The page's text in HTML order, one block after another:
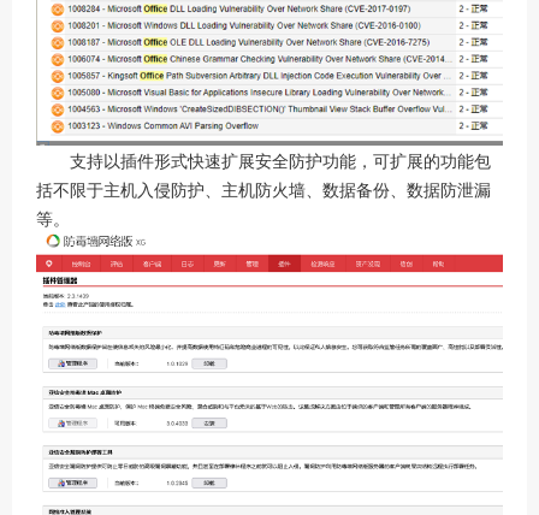
支持以插件形式快速扩展安全防护功能，可扩展的功能包
括不限于主机入侵防护、主机防火墙、数据备份、数据防泄漏
等。